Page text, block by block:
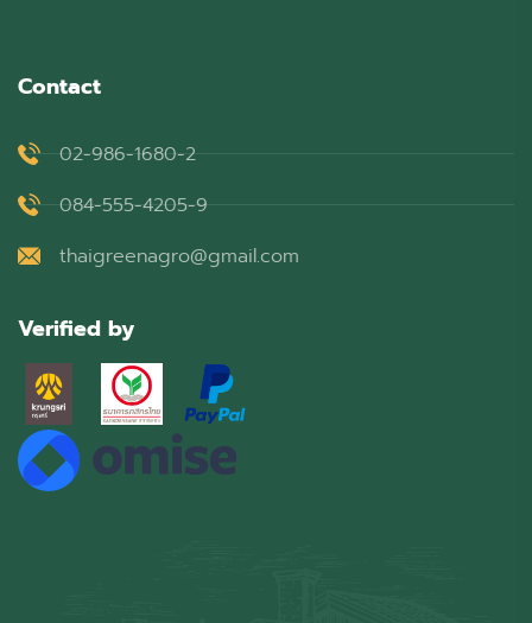
Contact
02-986-1680-2
084-555-4205-9
thaigreenagro@gmail.com
Verified by